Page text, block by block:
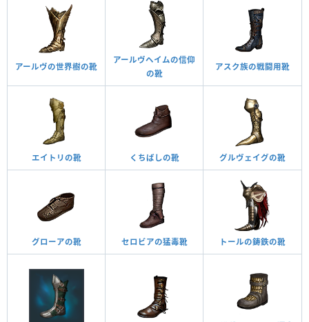
アールヴの世界樹の靴
アールヴヘイムの信仰
の靴
アスク族の戦闘用靴
エイトリの靴 くちばしの靴 グルヴェイグの靴
グローアの靴 セロビアの猛毒靴 トールの鋳鉄の靴